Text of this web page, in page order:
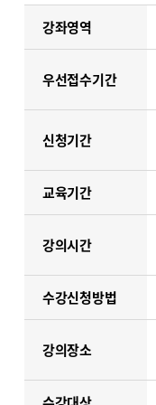
강좌영역
우선접수기간
신청기간
교육기간
강의시간
수강신청방법
강의장소